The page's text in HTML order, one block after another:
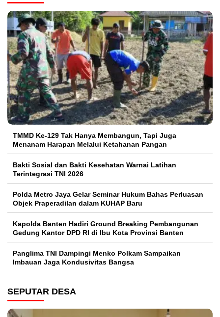
TMMD Ke-129 Tak Hanya Membangun, Tapi Juga
Menanam Harapan Melalui Ketahanan Pangan
Bakti Sosial dan Bakti Kesehatan Warnai Latihan
Terintegrasi TNI 2026
Polda Metro Jaya Gelar Seminar Hukum Bahas Perluasan
Objek Praperadilan dalam KUHAP Baru
Kapolda Banten Hadiri Ground Breaking Pembangunan
Gedung Kantor DPD RI di Ibu Kota Provinsi Banten
Panglima TNI Dampingi Menko Polkam Sampaikan
Imbauan Jaga Kondusivitas Bangsa
SEPUTAR DESA